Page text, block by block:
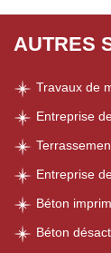
AUTRES
Travaux de
Entreprise
Entreprise
Béton
Béton